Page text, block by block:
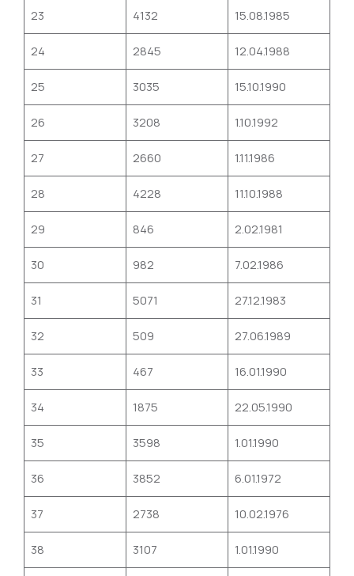
23 4132 15.08.1985
24 2845 12.04.1988
25 3035 15.10.1990
26 3208 1.10.1992
27 2660 1.11.1986
28 4228 11.10.1988
29 846 2.02.1981
30 982 7.02.1986
31 5071 27.12.1983
32 509 27.06.1989
33 467 16.01.1990
34 1875 22.05.1990
35 3598 1.01.1990
36 3852 6.01.1972
37 2738 10.02.1976
38 3107 1.01.1990